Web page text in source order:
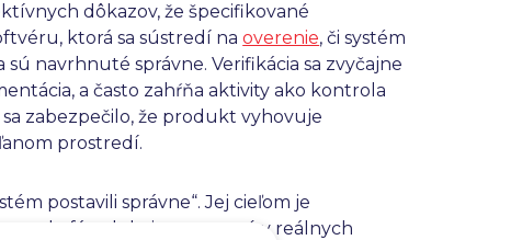
Jazyk
dôkazov, že špecifikované
ktorá sa sústredí naoverenie, či systém
navrhnuté správne. Verifikácia sa zvyčajne
a často zahŕňa aktivity ako kontrola
zabezpečilo, že produkt vyhovuje
prostredí.
postavili správne“. Jej cieľom je
do fázy, kde je testovaný v reálnych